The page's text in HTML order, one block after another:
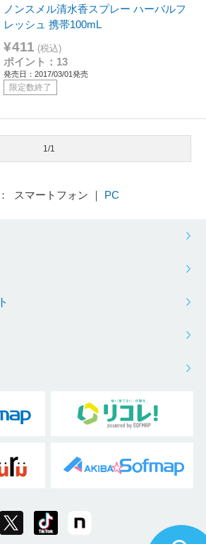
ノンスメル清水香スプレー ハーバルフ
レッシュ 携帯100mL
¥411 (税込)
ポイント：13
発売日：2017/03/01発売
限定数終了
1/1
スマートフォン ｜ PC